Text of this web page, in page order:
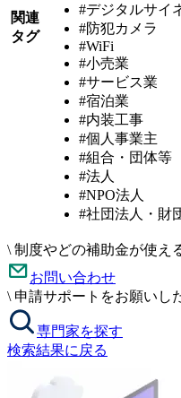
関連
タグ
#デジタルサイ
#防犯カメラ
#WiFi
#小売業
#サービス業
#宿泊業
#内装工事
#個人事業主
#組合・団体等
#法人
#NPO法人
#社団法人・財
\ 制度やどの補助金が使え
お問い合わせ
\ 申請サポートをお願いし
専門家を探す
検索結果に戻る